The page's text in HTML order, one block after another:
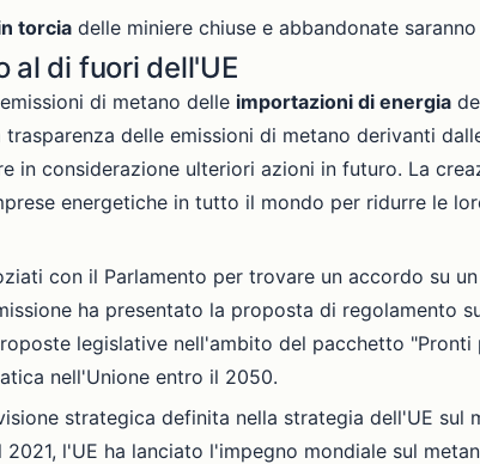
torcia delle miniere chiuse e abbandonate
al di fuori dell'UE
emissioni di metano delle importazioni di energia
delle emissioni di metano derivanti
in considerazione ulteriori azioni in futuro. La
energetiche in tutto il mondo per ridurre le
con il Parlamento per trovare un accordo su
ha presentato la proposta di regolamento
legislative nell'ambito del pacchetto
nell'Unione entro il 2050.
strategica definita nella strategia dell'UE sul
2021, l'UE ha lanciato l'impegno mondiale sul